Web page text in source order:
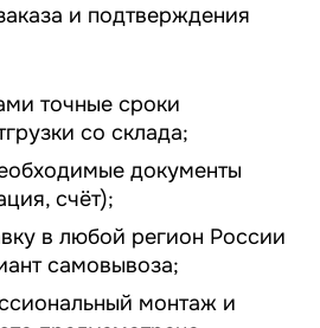
и подтверждения
точные сроки
со склада;
документы
счёт);
в любой регион России
самовывоза;
монтаж и